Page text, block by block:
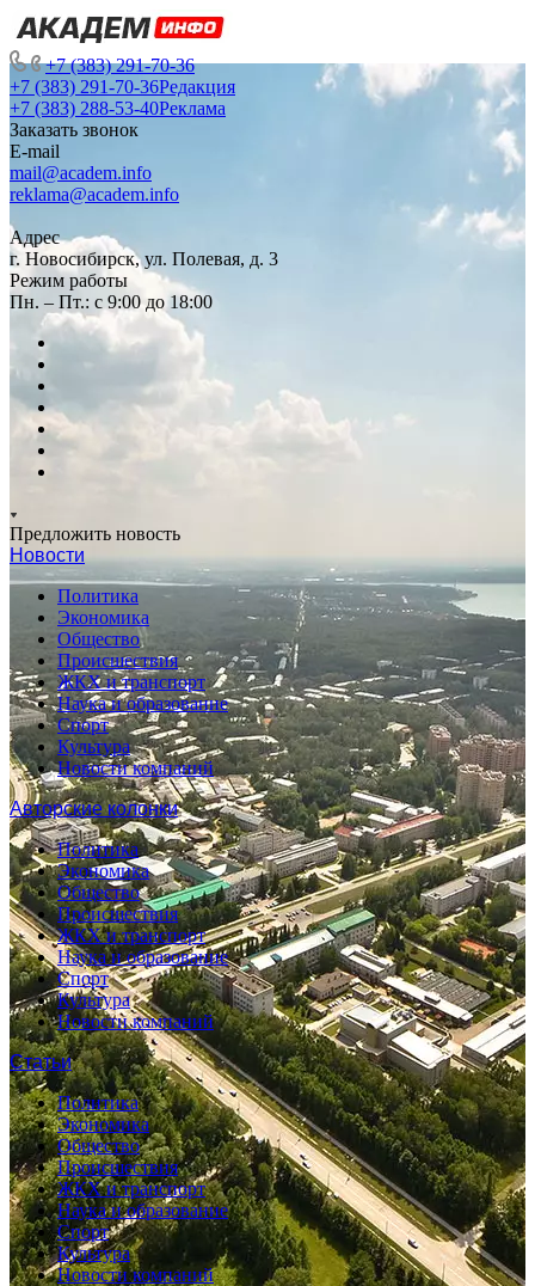
+7 (383) 291-70-36
+7 (383) 291-70-36Редакция
+7 (383) 288-53-40Реклама
Заказать звонок
E-mail
mail@academ.info
reklama@academ.info
Адрес
г. Новосибирск, ул. Полевая, д. 3
Режим работы
Пн. – Пт.: с 9:00 до 18:00
Предложить новость
Новости
Политика
Экономика
Общество
Происшествия
ЖКХ и транспорт
Наука и образование
Спорт
Культура
Новости компаний
Авторские колонки
Политика
Экономика
Общество
Происшествия
ЖКХ и транспорт
Наука и образование
Спорт
Культура
Новости компаний
Статьи
Политика
Экономика
Общество
Происшествия
ЖКХ и транспорт
Наука и образование
Спорт
Культура
Новости компаний